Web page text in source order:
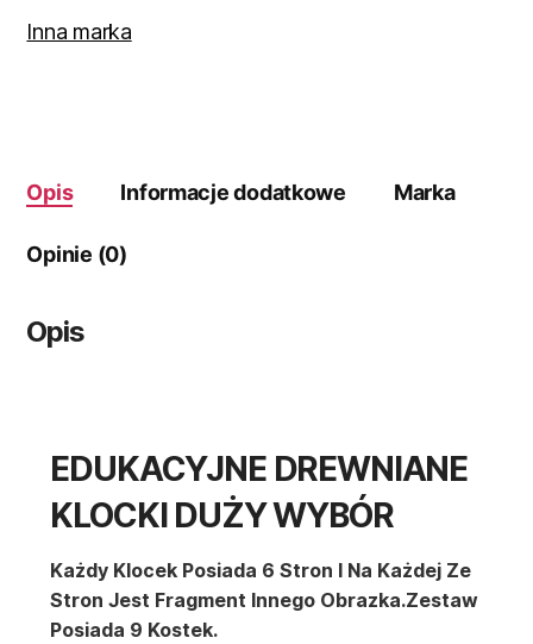
Inna marka
Opis Informacje dodatkowe Marka
Opinie (0)
Opis
EDUKACYJNE DREWNIANE
KLOCKI DUŻY WYBÓR
Każdy Klocek Posiada 6 Stron I Na Każdej Ze
StroN Jest Fragment Innego Obrazka.Zestaw
Posiada 9 Kostek.